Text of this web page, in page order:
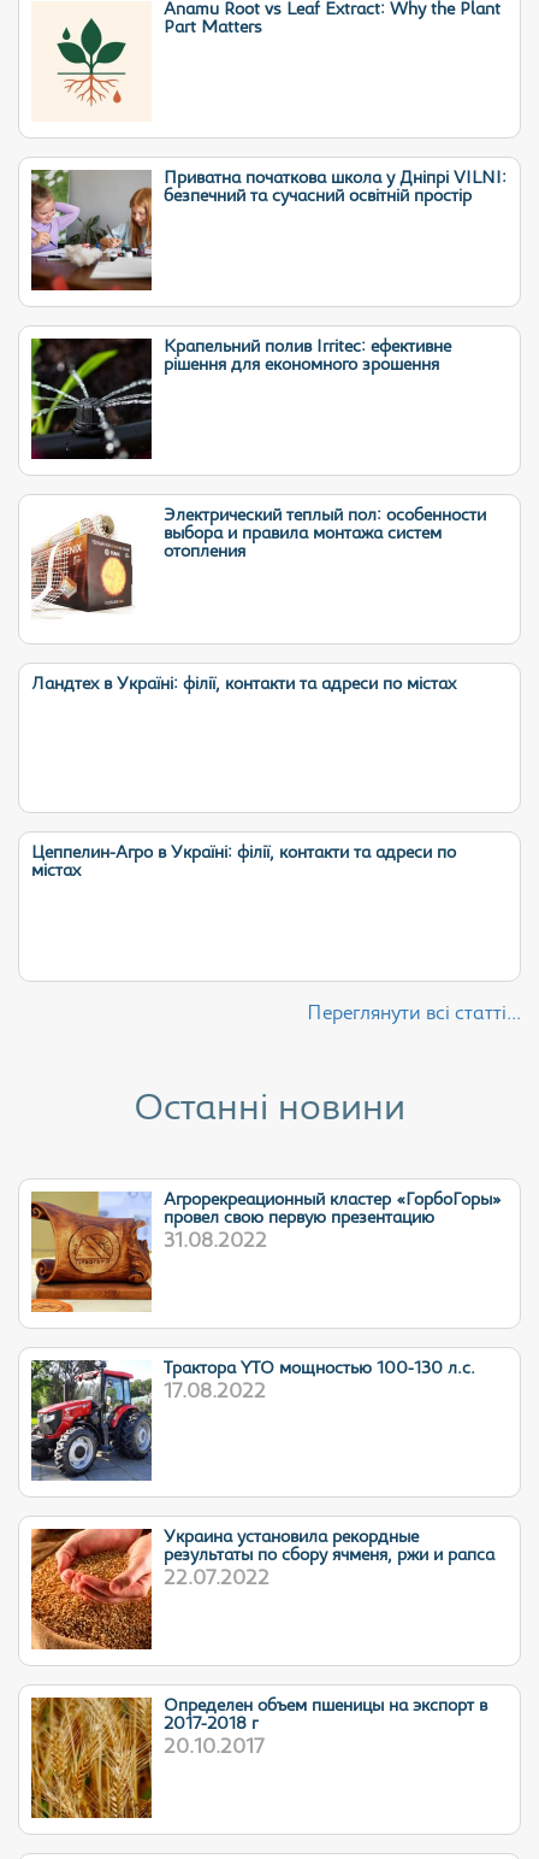
Anamu Root vs Leaf Extract: Why the Plant
Part Matters
Приватна початкова школа у Дніпрі VILNI:
безпечний та сучасний освітній простір
Крапельний полив Irritec: ефективне
рішення для економного зрошення
Электрический теплый пол: особенности
выбора и правила монтажа систем
отопления
Ландтех в Україні: філії, контакти та адреси по містах
Цеппелин-Агро в Україні: філії, контакти та адреси по
містах
Переглянути всі статті...
Останні новини
Агрорекреационный кластер «ГорбоГоры»
провел свою первую презентацию
31.08.2022
Трактора YTO мощностью 100-130 л.с.
17.08.2022
Украина установила рекордные
результаты по сбору ячменя, ржи и рапса
22.07.2022
Определен объем пшеницы на экспорт в
2017-2018 г
20.10.2017